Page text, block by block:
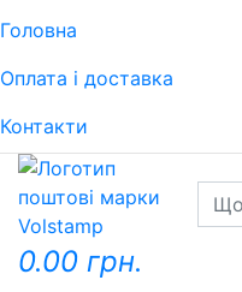
Головна
Оплата і доставка
Контакти
0.00 грн.